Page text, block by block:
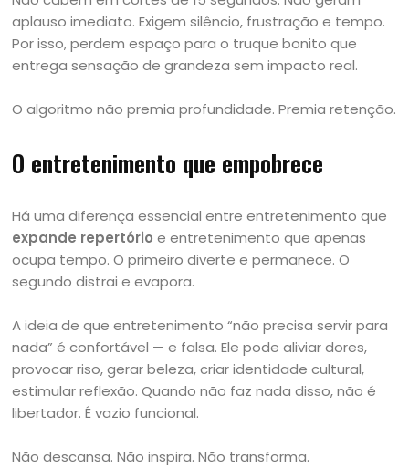
aplauso imediato. Exigem silêncio, frustração e tempo.
Por isso, perdem espaço para o truque bonito que
entrega sensação de grandeza sem impacto real.
O algoritmo não premia profundidade. Premia retenção.
O entretenimento que empobrece
Há uma diferença essencial entre entretenimento que
expande repertório e entretenimento que apenas
ocupa tempo. O primeiro diverte e permanece. O
segundo distrai e evapora.
A ideia de que entretenimento “não precisa servir para
nada” é confortável — e falsa. Ele pode aliviar dores,
provocar riso, gerar beleza, criar identidade cultural,
estimular reflexão. Quando não faz nada disso, não é
libertador. É vazio funcional.
Não descansa. Não inspira. Não transforma.